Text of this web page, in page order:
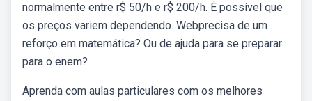
normalmente entre r$ 50/h e r$ 200/h. É possível que
os preços variem dependendo. Webprecisa de um
reforço em matemática? Ou de ajuda para se preparar
para o enem?
Aprenda com aulas particulares com os melhores